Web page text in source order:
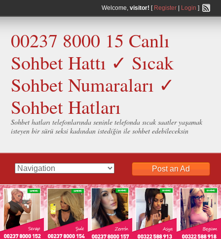
Welcome, visitor! [ Register| Login ]
00237 8000 15 Canlı
Sohbet Hattı ✓ Sıcak
Sohbet Numaraları ✓
Sohbet Hatları
Sohbet hatları telefonlarında seninle telefonda sıcak saatler yaşamak
isteyen bir sürü seksi kadından istediğin ile sohbet edebileceksin
Post an Ad